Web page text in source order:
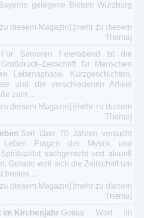
gelegene Bistum Würzburg
diesem Magazin] [mehr zu diesem
Thema]
Für Senioren Feierabend ist die
Zeitschrift für Menschen
Lebensphase. Kurzgeschichten,
und die verschiedenen Artikel
zum ...
diesem Magazin] [mehr zu diesem
Thema]
Seit über 70 Jahren versucht
Fragen der Mystik und
sachgerecht und aktuell
Gerade weil sich die Zeitschrift um
breites ...
diesem Magazin] [mehr zu diesem
Thema]
im Kirchenjahr Gottes Wort im